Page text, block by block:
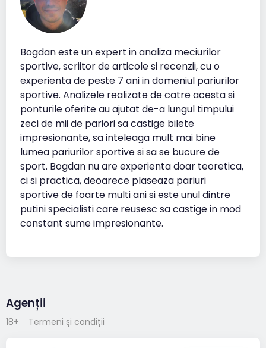
Bogdan este un expert in analiza meciurilor
sportive, scriitor de articole si recenzii, cu o
experienta de peste 7 ani in domeniul pariurilor
sportive. Analizele realizate de catre acesta si
ponturile oferite au ajutat de-a lungul timpului
zeci de mii de pariori sa castige bilete
impresionante, sa inteleaga mult mai bine
lumea pariurilor sportive si sa se bucure de
sport. Bogdan nu are experienta doar teoretica,
ci si practica, deoarece plaseaza pariuri
sportive de foarte multi ani si este unul dintre
putini specialisti care reusesc sa castige in mod
constant sume impresionante.
Agenții
18+ Termeni și condiții